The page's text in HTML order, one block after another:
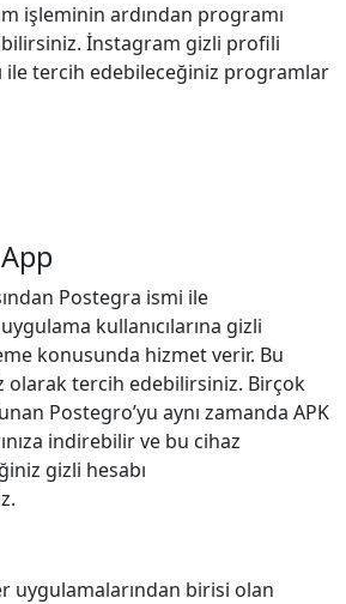
işleminin ardından programı
İnstagram gizli profili
ile tercih edebileceğiniz programlar
Postegra ismi ile
kullanıcılarına gizli
konusunda hizmet verir. Bu
olarak tercih edebilirsiniz. Birçok
Postegro’yu aynı zamanda APK
indirebilir ve bu cihaz
gizli hesabı
uygulamalarından birisi olan